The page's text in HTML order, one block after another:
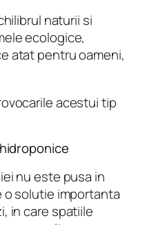
naturii si
ecologice,
atat pentru oameni,
acestui tip
nu este pusa in
solutie importanta
in care spatiile